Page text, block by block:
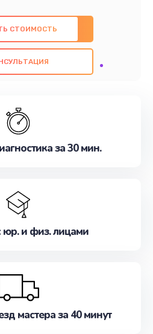
и качественный ремонт с
компонентов, а
всех
Наша цель - предоставить
Не медлите записаться на
СТОИМОСТЬ
за 30 мин.
юр. и физ. лицами
мастера за 40 минут